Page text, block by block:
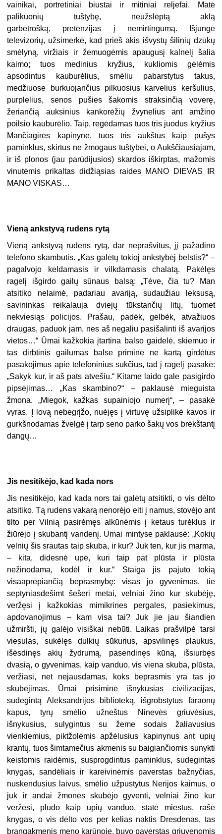
vainikai, portretiniai biustai ir mitiniai reljefai. Matė
palikuonių tuštybę, neužslėptą aklą
garbėtrošką, pretenzijas į nemirtingumą. Išjungė
televizorių, užsimerkė, kad prieš akis išvystų šilinių dzūkų
smėlyną, viržiais ir žemuogėmis apaugusį kalnelį šalia
kaimo; tuos medinius kryžius, kukliomis gėlėmis
apsodintus kauburėlius, smėliu pabarstytus takus,
medžiuose burkuojančius pilkuosius karvelius keršulius,
purplelius, senos pušies šakomis straksinčią voverę,
žeriančią auksinius kankorėžių žvynelius ant amžino
poilsio kauburėlio. Taip, regėdamas tuos tris juodus kryžius
Mančiagirės kapinyne, tuos tris aukštus kaip pušys
paminklus, skirtus ne žmogaus tuštybei, o Aukščiausiajam,
ir iš plonos (jau parūdijusios) skardos iškirptas, mažomis
vinutėmis prikaltas didžiąsias raides MANO DIEVAS IR
MANO VISKAS…
Vieną ankstyvą rudens rytą
Vieną ankstyvą rudens rytą, dar neprašvitus, jį pažadino
telefono skambutis. „Kas galėtų tokioj ankstybėj belstis?“ –
pagalvojo keldamasis ir vilkdamasis chalatą. Pakėlęs
ragelį išgirdo gailų sūnaus balsą: „Tėve, čia tu? Man
atsitiko nelaimė, padariau avariją, sudaužiau leksusą,
savininkas reikalauja dviejų tūkstančių litų, tuomet
nekviesiąs policijos. Prašau, padėk, gelbėk, atvažiuos
draugas, paduok jam, nes aš negaliu pasišalinti iš avarijos
vietos…“ Ūmai kažkokia įtartina balso gaidelė, skiemuo ir
tas dirbtinis gailumas balse priminė ne kartą girdėtus
pasakojimus apie telefoninius sukčius, tad į ragelį pasakė:
„Sakyk kur, ir aš pats atvešiu.“ Kitame laido gale pasigirdo
pipsėjimas… „Kas skambino?“ – paklausė mieguista
žmona. „Miegok, kažkas supainiojo numerį“, – pasakė
vyras. Į lovą nebegrįžo, nuėjęs į virtuvę užsiplikė kavos ir
gurkšnodamas žvelgė į tarp seno parko šakų vos brėkštantį
dangų…
Jis nesitikėjo, kad kada nors
Jis nesitikėjo, kad kada nors tai galėtų atsitikti, o vis dėlto
atsitiko. Tą rudens vakarą nenorėjo eiti į namus, stovėjo ant
tilto per Vilnią pasirėmęs alkūnėmis į ketaus turėklus ir
žiūrėjo į skubantį vandenį. Ūmai mintyse paklausė: „Kokių
velnių šis srautas taip skuba, ir kur? Juk ten, kur jis marma,
– kita, didesnė upė, kuri taip pat plūsta ir plūsta
nežinodama, kodėl ir kur.“ Staiga jis pajuto tokią
visaaprėpiančią beprasmybę: visas jo gyvenimas, tie
septyniasdešimt šešeri metai, velniai žino kur skubėję,
veržęsi į kažkokias mimikrines pergales, pasiekimus,
apdovanojimus – kam visa tai? Juk jie jau šiandien
užmiršti, jų galėjo visiškai nebūti. Laikas prašvilpė tarsi
viesulas, sukėlęs dulkių sūkurius, apsvilinęs plaukus,
išėsdinęs akių žydrumą, pasendinęs kūną, išsiurbęs
dvasią, o gyvenimas, kaip vanduo, vis viena skuba, plūsta,
veržiasi, net nejausdamas, koks beprasmis yra tas jo
skubėjimas. Ūmai prisiminė išnykusias civilizacijas,
sudegintą Aleksandrijos biblioteką, išgrobstytus faraonų
kapus, tyrų smėlio užneštus Ninevės griuvėsius,
išnykusius, sulygintus su žeme sodais žaliavusius
vienkiemius, piktžolėmis apžėlusius kapinynus ant upių
krantų, tuos šimtamečius akmenis su baigiančiomis sunykti
keistomis raidėmis, susprogdintus paminklus, sudegintas
knygas, sandėliais ir kareivinėmis paverstas bažnyčias,
nuskendusius laivus, smėlio užpustytus Nerijos kaimus, o
juk ir andai žmonės skubėjo gyventi, velniai žino kur
veržėsi, plūdo kaip upių vanduo, statė miestus, rašė
knygas, o vis dėlto vos per kelias naktis Dresdenas, tas
brangakmenis meno karūnoje, buvo paverstas griuvenomis